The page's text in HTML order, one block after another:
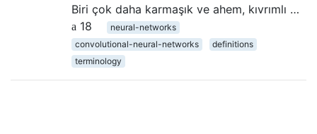
Biri çok daha karmaşık ve ahem, kıvrımlı …
18
neural-networks
convolutional-neural-networks
definitions
terminology